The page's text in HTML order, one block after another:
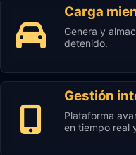
Carga
Genera y
detenido.
Gestión
Plataforma
en tiempo real